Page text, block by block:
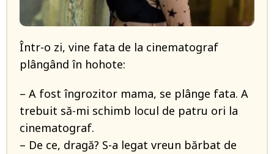
Într-o zi, vine fata de la cinematograf
plângând în hohote:
– A fost îngrozitor mama, se plânge fata. A
trebuit să-mi schimb locul de patru ori la
cinematograf.
– De ce, dragă? S-a legat vreun bărbat de